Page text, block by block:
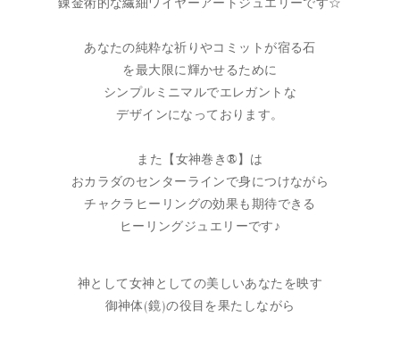
錬金術的な繊細ワイヤーアートジュエリーです☆
あなたの純粋な祈りやコミットが宿る石
を最大限に輝かせるために
シンプルミニマルでエレガントな
デザインになっております。
また【女神巻き®】は
おカラダのセンターラインで身につけながら
チャクラヒーリングの効果も期待できる
ヒーリングジュエリーです♪
神として女神としての美しいあなたを映す
御神体(鏡)の役目を果たしながら